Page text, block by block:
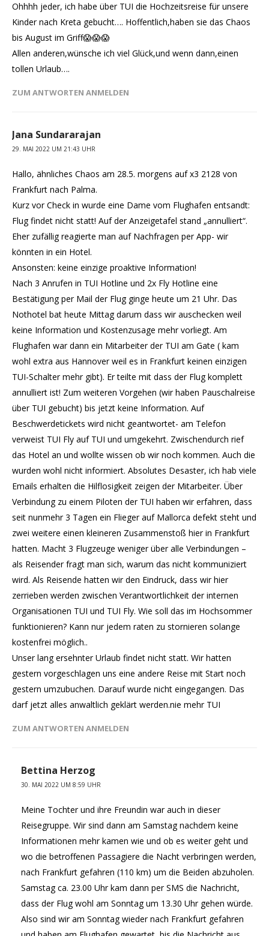
Ohhhh jeder, ich habe über TUI die Hochzeitsreise für unsere
Kinder nach Kreta gebucht…. Hoffentlich,haben sie das Chaos
bis August im Griff😱😱😱
Allen anderen,wünsche ich viel Glück,und wenn dann,einen
tollen Urlaub….
ZUM ANTWORTEN ANMELDEN
Jana Sundararajan
29. MAI 2022 UM 21:43 UHR
Hallo, ähnliches Chaos am 28.5. morgens auf x3 2128 von
Frankfurt nach Palma.
Kurz vor Check in wurde eine Dame vom Flughafen entsandt:
Flug findet nicht statt! Auf der Anzeigetafel stand „annulliert“.
Eher zufällig reagierte man auf Nachfragen per App- wir
könnten in ein Hotel.
Ansonsten: keine einzige proaktive Information!
Nach 3 Anrufen in TUI Hotline und 2x Fly Hotline eine
Bestätigung per Mail der Flug ginge heute um 21 Uhr. Das
Nothotel bat heute Mittag darum dass wir auschecken weil
keine Information und Kostenzusage mehr vorliegt. Am
Flughafen war dann ein Mitarbeiter der TUI am Gate ( kam
wohl extra aus Hannover weil es in Frankfurt keinen einzigen
TUI-Schalter mehr gibt). Er teilte mit dass der Flug komplett
annulliert ist! Zum weiteren Vorgehen (wir haben Pauschalreise
über TUI gebucht) bis jetzt keine Information. Auf
Beschwerdetickets wird nicht geantwortet- am Telefon
verweist TUI Fly auf TUI und umgekehrt. Zwischendurch rief
das Hotel an und wollte wissen ob wir noch kommen. Auch die
wurden wohl nicht informiert. Absolutes Desaster, ich hab viele
Emails erhalten die Hilflosigkeit zeigen der Mitarbeiter. Über
Verbindung zu einem Piloten der TUI haben wir erfahren, dass
seit nunmehr 3 Tagen ein Flieger auf Mallorca defekt steht und
zwei weitere einen kleineren Zusammenstoß hier in Frankfurt
hatten. Macht 3 Flugzeuge weniger über alle Verbindungen –
als Reisender fragt man sich, warum das nicht kommuniziert
wird. Als Reisende hatten wir den Eindruck, dass wir hier
zerrieben werden zwischen Verantwortlichkeit der internen
Organisationen TUI und TUI Fly. Wie soll das im Hochsommer
funktionieren? Kann nur jedem raten zu stornieren solange
kostenfrei möglich..
Unser lang ersehnter Urlaub findet nicht statt. Wir hatten
gestern vorgeschlagen uns eine andere Reise mit Start noch
gestern umzubuchen. Darauf wurde nicht eingegangen. Das
darf jetzt alles anwaltlich geklärt werden.nie mehr TUI
ZUM ANTWORTEN ANMELDEN
Bettina Herzog
30. MAI 2022 UM 8:59 UHR
Meine Tochter und ihre Freundin war auch in dieser
Reisegruppe. Wir sind dann am Samstag nachdem keine
Informationen mehr kamen wie und ob es weiter geht und
wo die betroffenen Passagiere die Nacht verbringen werden,
nach Frankfurt gefahren (110 km) um die Beiden abzuholen.
Samstag ca. 23.00 Uhr kam dann per SMS die Nachricht,
dass der Flug wohl am Sonntag um 13.30 Uhr gehen würde.
Also sind wir am Sonntag wieder nach Frankfurt gefahren